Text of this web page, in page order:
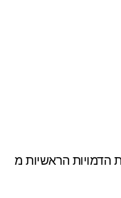
הדמויות הראשיות מ